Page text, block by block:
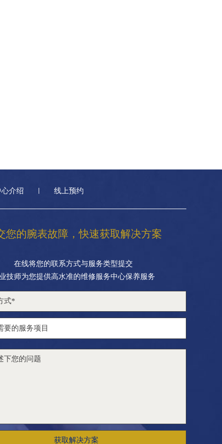
心介绍 线上预约
您的腕表故障，快速获取解决方案
在线将您的联系方式与服务类型提交
技师为您提供高水准的维修服务中心保养服务
获取解决方案